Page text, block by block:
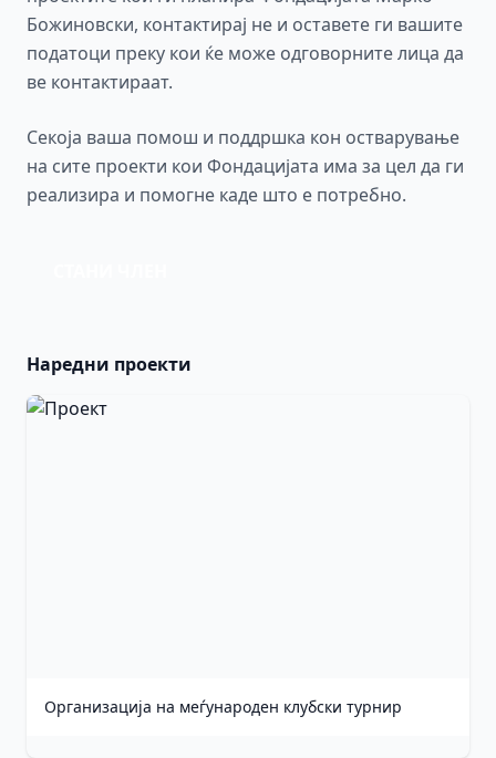
Божиновски, контактирај не и оставете ги вашите
податоци преку кои ќе може одговорните лица да
ве контактираат.
Секоја ваша помош и поддршка кон остварување
на сите проекти кои Фондацијата има за цел да ги
реализира и помогне каде што е потребно.
Наредни проекти
Организација на меѓународен клубски турнир